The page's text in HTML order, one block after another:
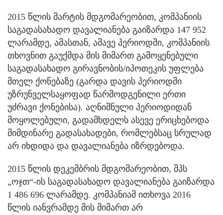
2015 წლის მარტის მდგომარეობით, კომპანიის
საგადასახადო დავალიანება გაიზარდა 147 952
ლარამდე, ამასთან, ამავე პერიოდში, კომპანიის
თხოვნით გაუქმდა მის მიმართ გამოყენებული
საგადასახადო გირავნობის/იპოთეკის უფლება
მთელ ქონებაზე (გარდა დავის პერიოდში
უზრუნველსაყოფად წარმოდგენილი ერთი
უძრავი ქონებისა). აღნიშნული პერიოდიდან
მოყოლებული, გადამხდელს ასევე ერიცხებოდა
მიმდინარე გადასახადები, რომლებსაც სრულად
არ იხდიდა და დავალიანება იზრდებოდა.
2015 წლის დეკემბრის მდგომარეობით, შპს
„ოჯთ“-ის საგადასახადო დავალიანება გაიზარდა
1 486 696 ლარამდე. კომპანიამ ითხოვა 2016
წლის იანვრამდე მის მიმართ არ